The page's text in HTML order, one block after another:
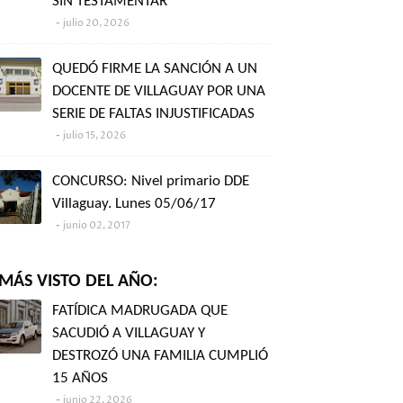
julio 20, 2026
QUEDÓ FIRME LA SANCIÓN A UN
DOCENTE DE VILLAGUAY POR UNA
SERIE DE FALTAS INJUSTIFICADAS
julio 15, 2026
CONCURSO: Nivel primario DDE
Villaguay. Lunes 05/06/17
junio 02, 2017
VISTO DEL AÑO:
FATÍDICA MADRUGADA QUE
SACUDIÓ A VILLAGUAY Y
DESTROZÓ UNA FAMILIA CUMPLIÓ
15 AÑOS
junio 22, 2026